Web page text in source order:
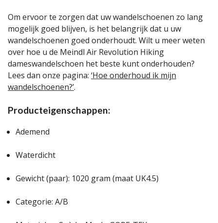
Om ervoor te zorgen dat uw wandelschoenen zo lang
mogelijk goed blijven, is het belangrijk dat u uw
wandelschoenen goed onderhoudt. Wilt u meer weten
over hoe u de Meindl Air Revolution Hiking
dameswandelschoen het beste kunt onderhouden?
Lees dan onze pagina: ‘Hoe onderhoud ik mijn
wandelschoenen?’.
Producteigenschappen:
Ademend
Waterdicht
Gewicht (paar): 1020 gram (maat UK4.5)
Categorie: A/B